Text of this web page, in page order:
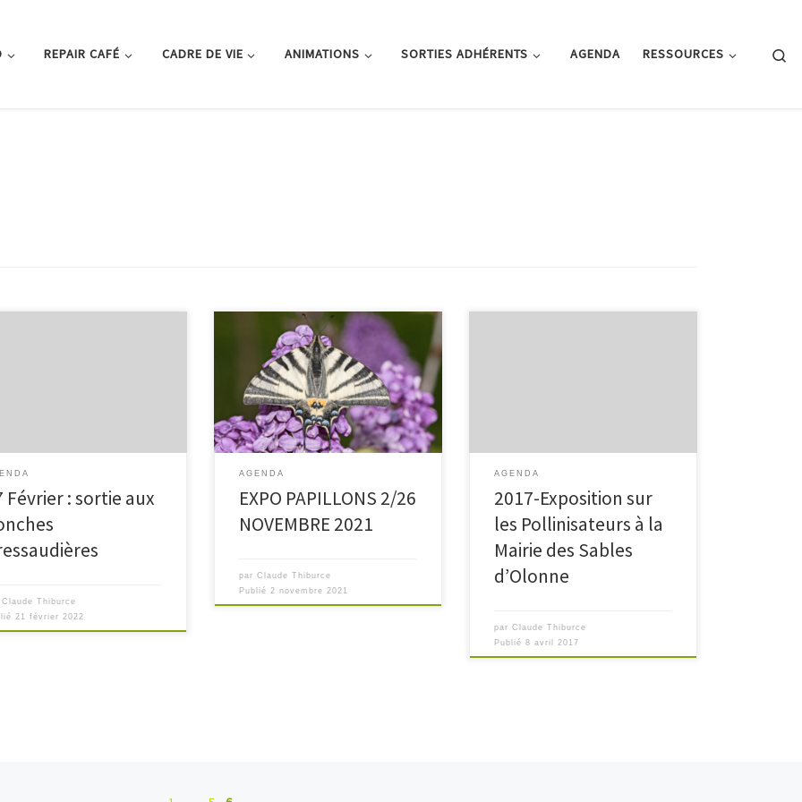
REPAIR CAFÉ CADRE DE VIE ANIMATIONS SORTIES ADHÉRENTS AGENDA RESSOURCES
Février : sortie aux
Claude Thiburce
21 février 2022
L’Association pour la Protection de la
Nature au pays des Olonnes présente
dans le hall de l’hôtel de ville des
Sables d’Olonne une exposition sur
les chenilles et papillons du pays des
[…]
AGENDA
EXPO PAPILLONS 2/26
NOVEMBRE 2021
parClaude Thiburce
Publié2 novembre 2021
AGENDA
2017-Exposition sur
les Pollinisateurs à la
Mairie des Sables
d’Olonne
parClaude Thiburce
Publié8 avril 2017